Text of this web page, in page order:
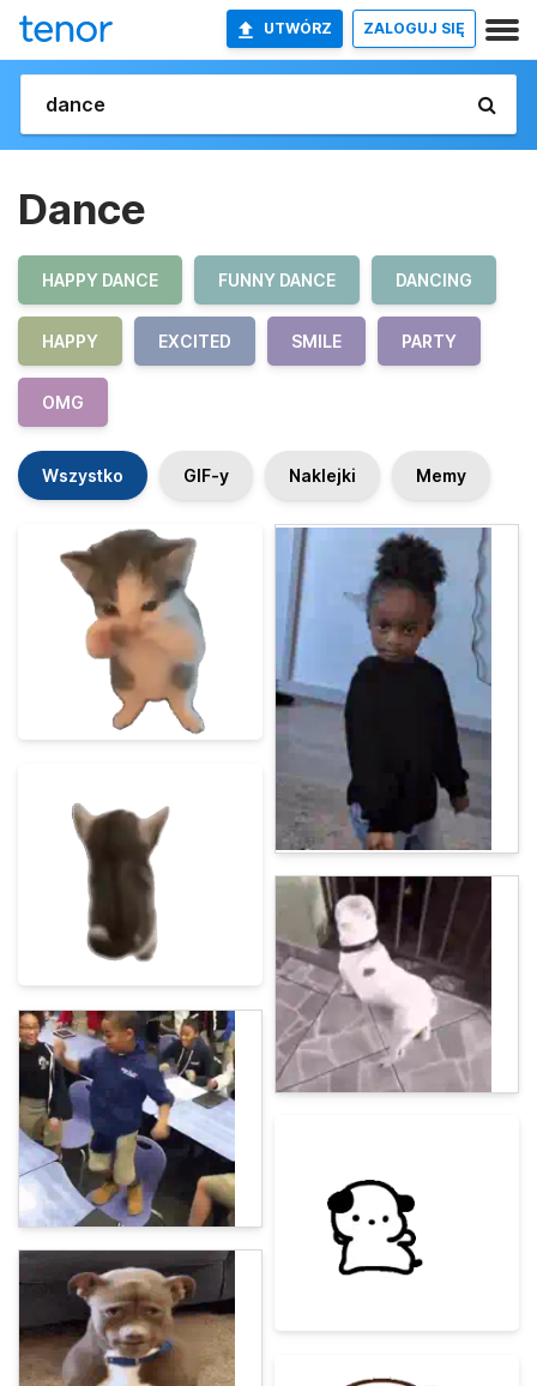
UTWÓRZ ZALOGUJ SIĘ
Dance
HAPPY DANCE FUNNY DANCE DANCING
HAPPY EXCITED SMILE PARTY
OMG
Wszystko GIF-y Naklejki Memy